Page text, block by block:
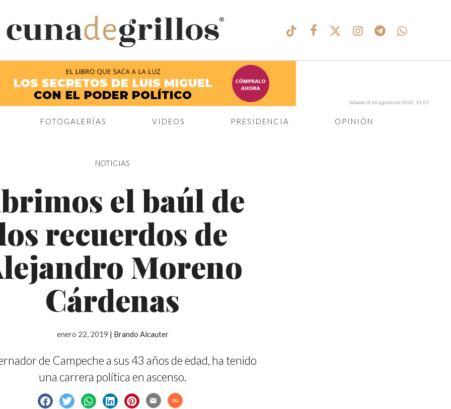
®
FOTOGALERÍAS VIDEOS PRESIDENCIA OPINIÓN
Sábado, 8 de agosto de 2026, 15:07
NOTICIAS
el baúl de
recuerdos de
Moreno
Cárdenas
enero 22, 2019 | Brando Alcauter
de Campeche a sus 43 años de edad, ha tenido
una carrera política en ascenso.
email link